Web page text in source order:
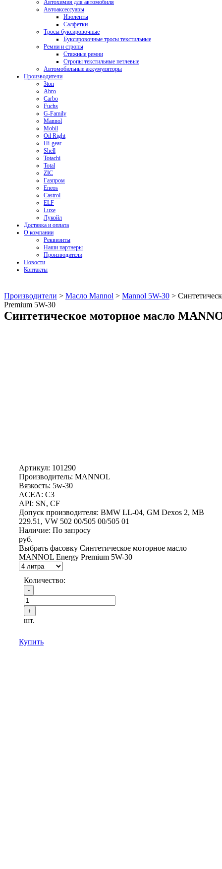
Автохимия для автомобиля
Автоаксессуары
Изоленты
Салфетки
Тросы буксировочные
Буксировочные тросы текстильные
Ремни и стропы
Стяжные ремни
Стропы текстильные петлевые
Автомобильные аккумуляторы
Производители
3ton
Abro
Carbo
Fuchs
G-Family
Mannol
Mobil
Oil Right
Hi-gear
Shell
Totachi
Total
ZIC
Газпром
Еneos
Сastrol
ELF
Luxe
Лукойл
Доставка и оплата
О компании
Реквизиты
Наши партнеры
Производители
Новости
Контакты
Производители > Масло Mannol > Mannol 5W-30 >
Premium 5W-30
Синтетическое моторное масло
Артикул: 101290
Производитель: MANNOL
Вязкость: 5w-30
ACEA: C3
API: SN, CF
Допуск производителя: BMW LL-04, GM Dexos 2, MB
229.51, VW 502 00/505 00/505 01
Наличие: По запросу
руб.
Выбрать фасовку Синтетическое моторное масло
MANNOL Energy Premium 5W-30
Количество:
шт.
Купить